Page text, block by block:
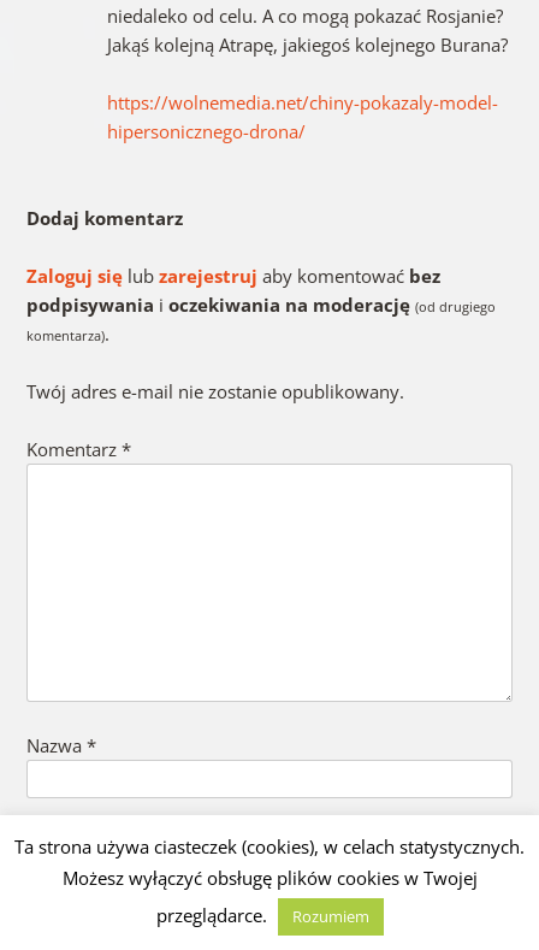
niedaleko od celu. A co mogą pokazać Rosjanie?
Jakąś kolejną Atrapę, jakiegoś kolejnego Burana?
https://wolnemedia.net/chiny-pokazaly-model-
hipersonicznego-drona/
Dodaj komentarz
Zaloguj sięlub zarejestruj aby komentować bez
podpisywania i oczekiwania na moderację (od drugiego
komentarza).
Twój adres e-mail nie zostanie opublikowany.
Komentarz *
Nazwa *
E-mail*
Ta strona używa ciasteczek (cookies), w celach statystycznych.
Możesz wyłączyć obsługę plików cookies w Twojej
przeglądarce.
Rozumiem